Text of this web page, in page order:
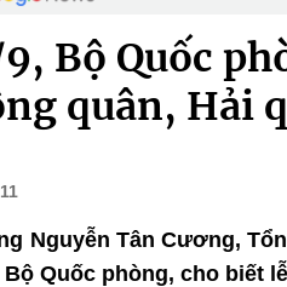
Bộ Quốc
quân, Hải
Nguyễn Tân Cương,
Quốc phòng, cho biết